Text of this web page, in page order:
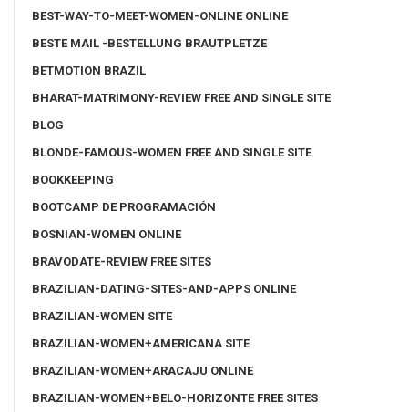
BEST-WAY-TO-MEET-WOMEN-ONLINE ONLINE
BESTE MAIL -BESTELLUNG BRAUTPLETZE
BETMOTION BRAZIL
BHARAT-MATRIMONY-REVIEW FREE AND SINGLE SITE
BLOG
BLONDE-FAMOUS-WOMEN FREE AND SINGLE SITE
BOOKKEEPING
BOOTCAMP DE PROGRAMACIÓN
BOSNIAN-WOMEN ONLINE
BRAVODATE-REVIEW FREE SITES
BRAZILIAN-DATING-SITES-AND-APPS ONLINE
BRAZILIAN-WOMEN SITE
BRAZILIAN-WOMEN+AMERICANA SITE
BRAZILIAN-WOMEN+ARACAJU ONLINE
BRAZILIAN-WOMEN+BELO-HORIZONTE FREE SITES